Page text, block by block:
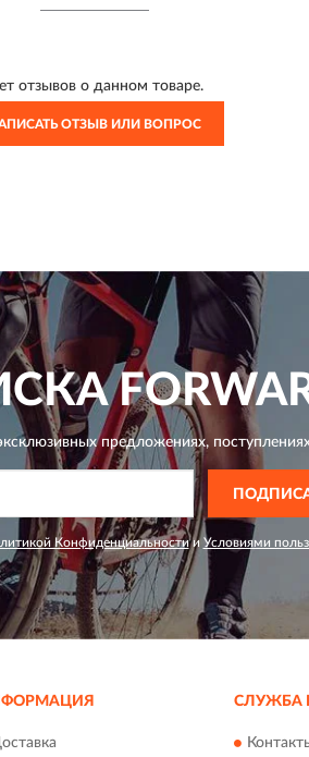
отзывов о данном товаре.
ОТЗЫВ ИЛИ ВОПРОС
предложениях,
Конфиденциальности и Условиями
СЛУЖБА